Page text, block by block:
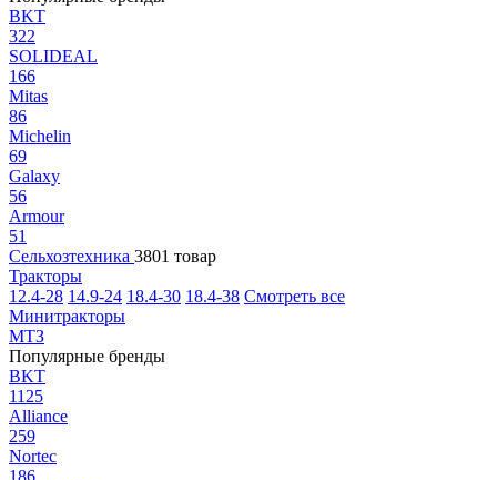
BKT
322
SOLIDEAL
166
Mitas
86
Michelin
69
Galaxy
56
Armour
51
Сельхозтехника 3801 товар
Тракторы
12.4-28 14.9-24 18.4-30 18.4-38 Смотреть все
Минитракторы
МТЗ
Популярные бренды
BKT
1125
Alliance
259
Nortec
186